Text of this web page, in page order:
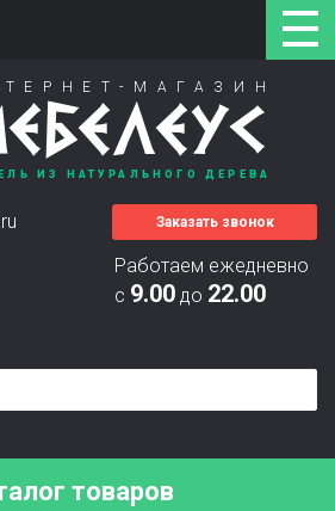
МАГАЗИН
ИЗ НАТУРАЛЬНОГО ДЕРЕВА
Работаем ежедневно
с 9.00 до 22.00
Заказать звонок
товаров